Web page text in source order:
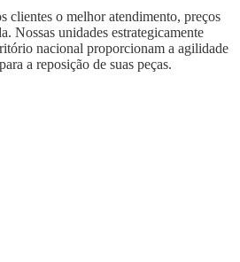
clientes o melhor atendimento, preços
Nossas unidades estrategicamente
nacional proporcionam a agilidade
a reposição de suas peças.